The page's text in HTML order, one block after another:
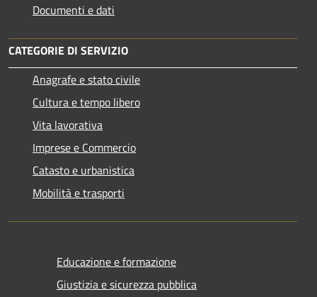
Documenti e dati
CATEGORIE DI SERVIZIO
Anagrafe e stato civile
Cultura e tempo libero
Vita lavorativa
Imprese e Commercio
Catasto e urbanistica
Mobilità e trasporti
Educazione e formazione
Giustizia e sicurezza pubblica